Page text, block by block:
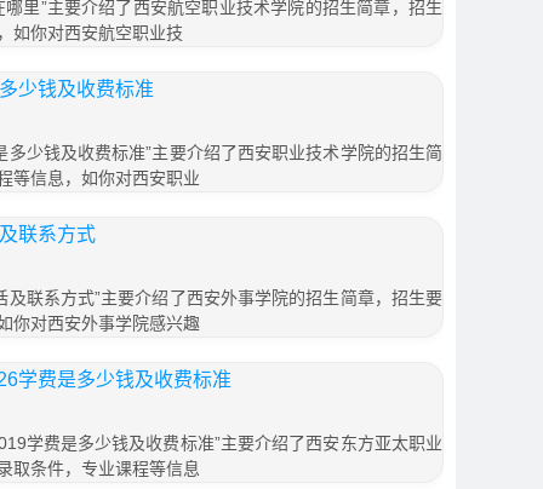
里”主要介绍了西安航空职业技术学院的招生简章，招生
如你对西安航空职业技
少钱及收费标准
少钱及收费标准”主要介绍了西安职业技术学院的招生简
等信息，如你对西安职业
联系方式
联系方式”主要介绍了西安外事学院的招生简章，招生要
你对西安外事学院感兴趣
学费是多少钱及收费标准
学费是多少钱及收费标准”主要介绍了西安东方亚太职业
取条件，专业课程等信息